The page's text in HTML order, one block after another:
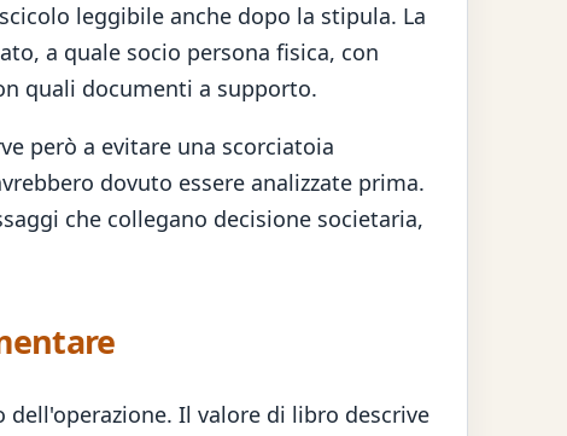
leggibile anche dopo la stipula. La
a quale socio persona fisica, con
quali documenti a supporto.
però a evitare una scorciatoia
dovuto essere analizzate prima.
che collegano decisione societaria,
Il valore di libro descrive